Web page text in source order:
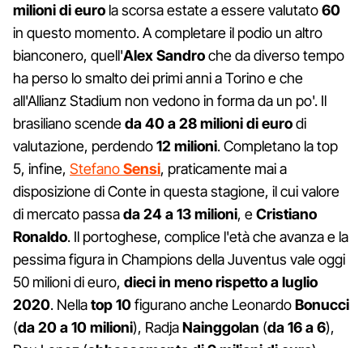
milioni di euro la scorsa estate a essere valutato60
in questo momento. A completare il podio un altro
bianconero, quell'Alex Sandroche da diverso tempo
ha perso lo smalto dei primi anni a Torino e che
all'Allianz Stadium non vedono in forma da un po'. Il
brasiliano scendeda 40 a 28 milioni di eurodi
valutazione, perdendo12 milioni. Completano la top
5, infine, StefanoSensi, praticamente mai a
disposizione di Conte in questa stagione, il cui valore
di mercato passada 24 a 13 milioni, eCristiano
Ronaldo. Il portoghese, complice l'età che avanza e la
pessima figura in Champions della Juventus vale oggi
50 milioni di euro, dieci in meno rispetto a luglio
2020. Nellatop 10figurano anche LeonardoBonucci
(da 20 a 10 milioni), RadjaNainggolan (da 16 a 6),